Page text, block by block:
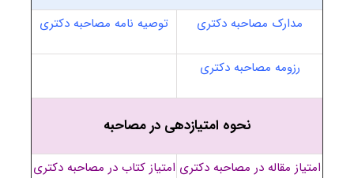
مدارک مصاحبه دکتری توصیه نامه مصاحبه دکتری
رزومه مصاحبه دکتری
نحوه امتیازدهی در مصاحبه
امتیاز مقاله در مصاحبه دکتری امتیاز کتاب در مصاحبه دکتری